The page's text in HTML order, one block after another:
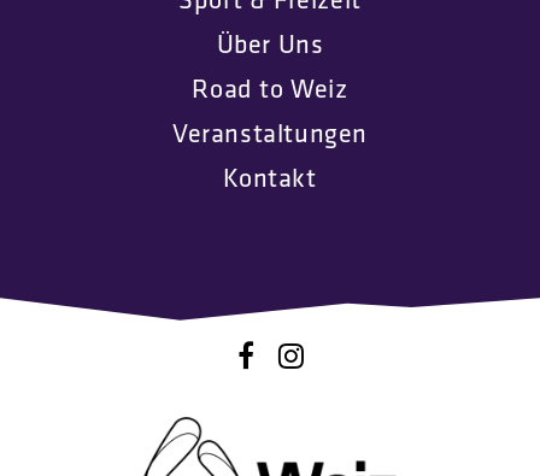
Über Uns
Road to Weiz
Veranstaltungen
Kontakt